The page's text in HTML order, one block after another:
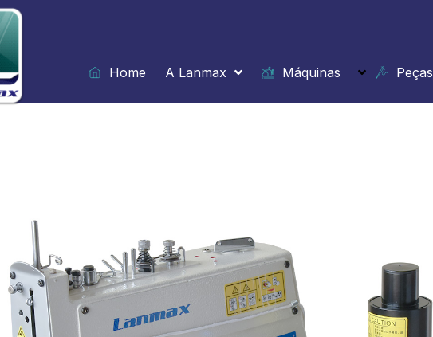
Ir
para
o
conteúdo
Home
A Lanmax Máquinas Peças